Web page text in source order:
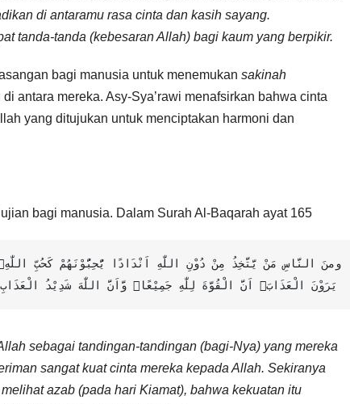
di antaramu rasa cinta dan kasih sayang.
tanda-tanda (kebesaran Allah) bagi kaum yang berpikir.
bagi manusia untuk menemukan sakinah
antara mereka. Asy-Sya’rawi menafsirkan bahwa cinta
yang ditujukan untuk menciptakan harmoni dan
bagi manusia. Dalam Surah Al-Baqarah ayat 165
يَرَوْنَ الْعَذَابَۙ اَنَّ الْقُوَّةَ لِلّٰهِ جَمِيْعًاۙ وَّاَنَّ اللّٰهَ شَدِيْدُ الْعَذَابِ
sebagai tandingan-tandingan (bagi-Nya) yang mereka
sangat kuat cinta mereka kepada Allah. Sekiranya
azab (pada hari Kiamat), bahwa kekuatan itu